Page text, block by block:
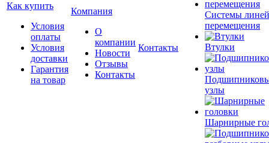
Как купить
Условия
оплаты
Условия
доставки
Гарантия
на товар
Компания
О
компании
Новости
Отзывы
Контакты
Контакты
Системы
перемещения
Втулки
узлы
Шарнирные